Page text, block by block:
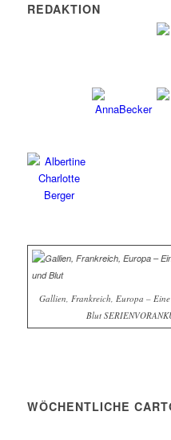
REDAKTION
Gallien, Frankreich, Europa –
Blut
WÖCHENTLICHE